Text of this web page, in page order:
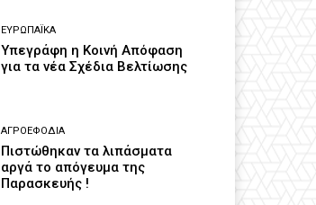
ΕΥΡΩΠΑΪΚΆ
Υπεγράφη η Κοινή Απόφαση
για τα νέα Σχέδια Βελτίωσης
ΑΓΡΟΕΦΌΔΙΑ
Πιστώθηκαν τα λιπάσματα
αργά το απόγευμα της
Παρασκευής !